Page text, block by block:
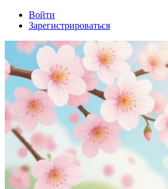
Войти
Зарегистрироваться